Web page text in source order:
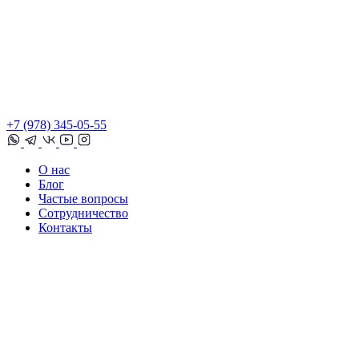
+7 (978) 345-05-55
О нас
Блог
Частые вопросы
Сотрудничество
Контакты